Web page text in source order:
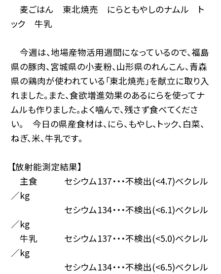
麦ごはん 東北焼売 にらともやしのナムル ト
ック 牛乳
今週は、地場産物活用週間になっているので、福島
県の豚肉、宮城県の小麦粉、山形県のれんこん、青森
県の鶏肉が使われている「東北焼売」を献立に取り入
れました。また、食欲増進効果のあるにらを使ってナ
ムルも作りました。よく噛んで、残さず食べてくださ
い。 今日の県産食材は、にら、もやし、トック、白菜、
ねぎ、米、牛乳です。
【放射能測定結果】
主食 セシウム137・・・不検出(<4.7)ベクレル
／kg
セシウム134・・・不検出(<6.1)ベクレル
／kg
牛乳 セシウム137・・・不検出(<5.0)ベクレル
／kg
セシウム134・・・不検出(<6.5)ベクレル